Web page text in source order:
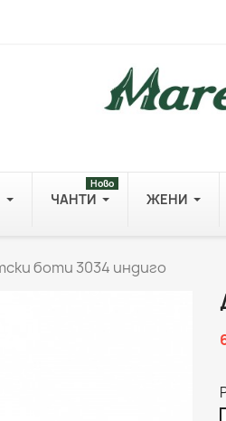
ЧАНТИ
Ново
ЖЕНИ
боти 3034 индиго